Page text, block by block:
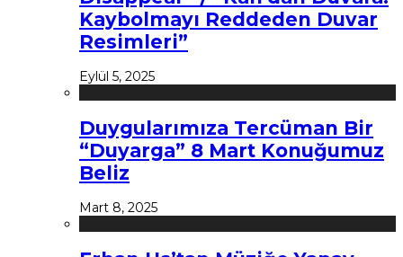
Kaybolmayı Reddeden Duvar
Resimleri”
Eylül 5, 2025
Duygularımıza Tercüman Bir
“Duyarga” 8 Mart Konuğumuz
Beliz
Mart 8, 2025